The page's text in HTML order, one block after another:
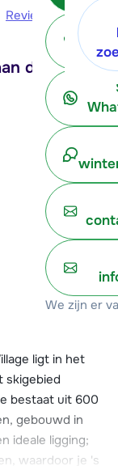
We zijn er
Reviews
de piste in
ligt in het
skigebied
bestaat uit 600
gebouwd in
ideale ligging;
waardoor je 's